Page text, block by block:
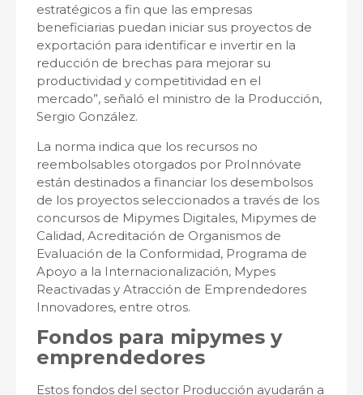
estratégicos a fin que las empresas
beneficiarias puedan iniciar sus proyectos de
exportación para identificar e invertir en la
reducción de brechas para mejorar su
productividad y competitividad en el
mercado”, señaló el ministro de la Producción,
Sergio González.
La norma indica que los recursos no
reembolsables otorgados por ProInnóvate
están destinados a financiar los desembolsos
de los proyectos seleccionados a través de los
concursos de Mipymes Digitales, Mipymes de
Calidad, Acreditación de Organismos de
Evaluación de la Conformidad, Programa de
Apoyo a la Internacionalización, Mypes
Reactivadas y Atracción de Emprendedores
Innovadores, entre otros.
Fondos para mipymes y
emprendedores
Estos fondos del sector Producción ayudarán a